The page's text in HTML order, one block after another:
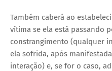
Também caberá ao
vítima se ela está passando
constrangimento (qualquer
ela sofrida, após
interação) e, se for o caso,